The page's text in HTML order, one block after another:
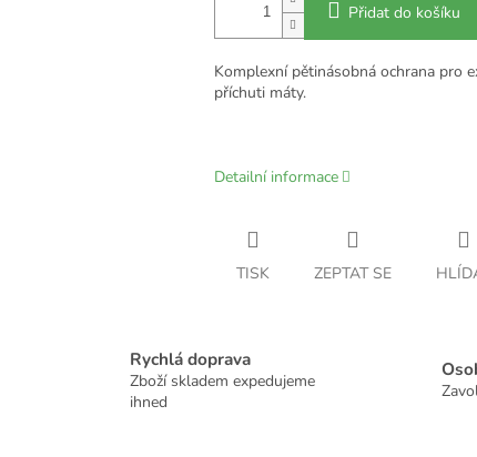
Přidat do košíku
Komplexní pětinásobná ochrana pro
příchuti máty.
Detailní informace
TISK ZEPTAT SE
Rychlá doprava
Zboží skladem expedujeme
ihned